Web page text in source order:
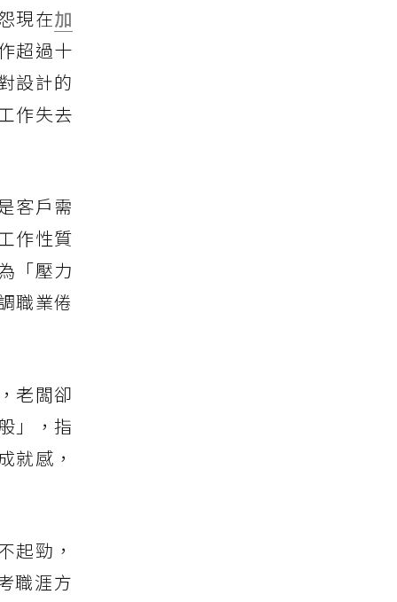
現在加
超過十
設計的
作失去
客戶需
作性質
「壓力
職業倦
老闆卻
」，指
就感，
起勁，
職涯方